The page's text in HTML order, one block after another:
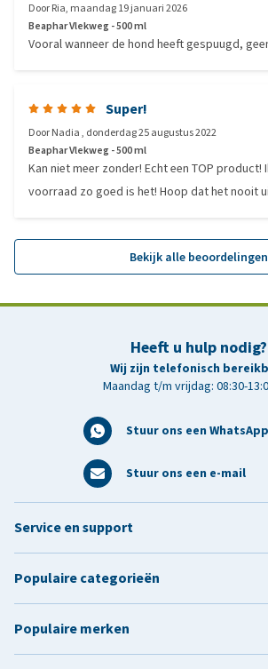
DoorRia, maandag 19 januari 2026
Beaphar Vlekweg - 500 ml
Vooral wanneer de hond heeft gespuugd,
Super!
DoorNadia, donderdag 25 augustus 2022
Beaphar Vlekweg - 500 ml
Kan niet meer zonder! Echt een TOP product!
voorraad zo goed is het! Hoop dat het nooit
Bekijk alle beoordelingen
Heeft u hulp nodig?
Wij zijn telefonisch
Maandag t/m vrijdag: 08:30-
Stuur ons een
Stuur ons een e-mail
Service en support
Populaire categorieën
Populaire merken